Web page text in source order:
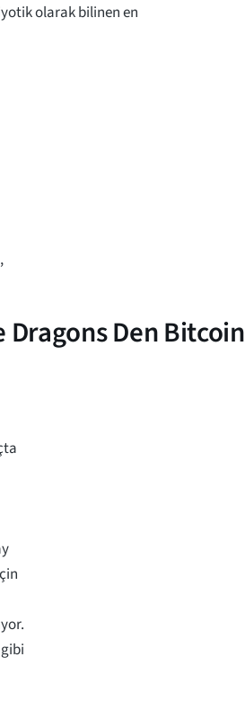
olarak bilinen en
Dragons Den Bitcoin